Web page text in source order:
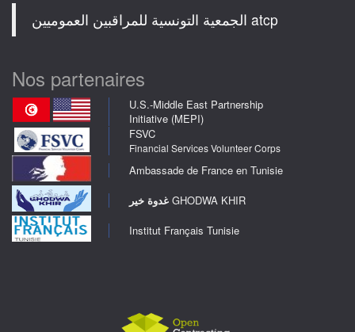
‎الجمعية التونسية للمراقبين العموميين atcp‎
Nos partenaires
U.S.-Middle East Partnership
Initiative (MEPI)
FSVC
Financial Services Volunteer Corps
Ambassade de France en Tunisie
غدوة خير GHODWA KHIR
Institut Français Tunisie